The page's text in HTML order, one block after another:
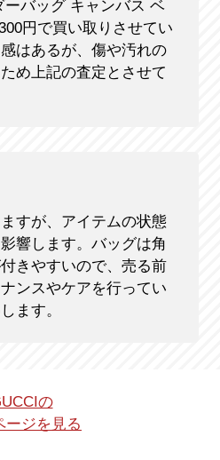
バッグ キャンバス ベ
円で買い取りさせてい
はあるが、傷や汚れの
め上記の査定とさせて
すが、アイテムの状態
響します。バッグは角
きやすいので、売る前
ンスやケアを行ってい
ます。
の
ージを見る